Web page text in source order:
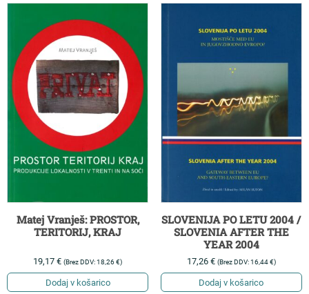
Matej Vranješ: PROSTOR,
TERITORIJ, KRAJ
19,17€ (Brez DDV:18,26€)
Dodaj v košarico
SLOVENIJA PO LETU 2004 /
SLOVENIA AFTER THE
YEAR 2004
17,26 € (Brez DDV:16,44€)
Dodaj v košarico